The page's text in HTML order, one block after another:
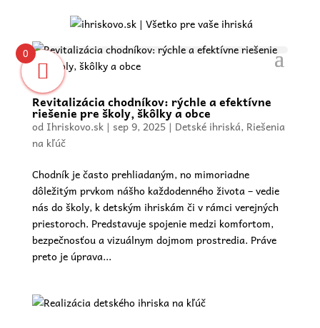
Revitalizácia chodníkov: rýchle a efektívne
riešenie pre školy, škôlky a obce
od Ihriskovo.sk| sep 9, 2025| Detské ihriská, Riešenia
na kľúč
Chodník je často prehliadaným, no mimoriadne
dôležitým prvkom nášho každodenného života – vedie
nás do školy, k detským ihriskám či v rámci verejných
priestoroch. Predstavuje spojenie medzi komfortom,
bezpečnosťou a vizuálnym dojmom prostredia. Práve
preto je úprava...
0